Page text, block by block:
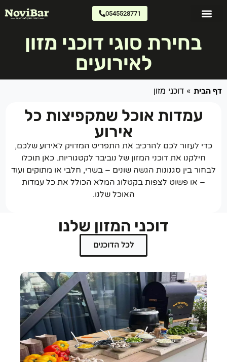
0545528771
בחירת סוגי דוכני מזון
לאירועים
הבית»דוכני מזון
עמדות אוכל שמקפיצות כל
אירוע
כדי לעזור לכם להרכיב את התפריט המדויק לאירוע שלכם,
חילקנו את דוכני המזון של נוביבר לקטגוריות. כאן תוכלו
בין סגנונות הגשה שונים – בשרי, חלבי או מתוקים ועוד
– או פשוט לצפות בקטלוג המלא הכולל את כל עמדות
האוכל שלנו.
דוכני המזון שלנו
לכל הדוכנים